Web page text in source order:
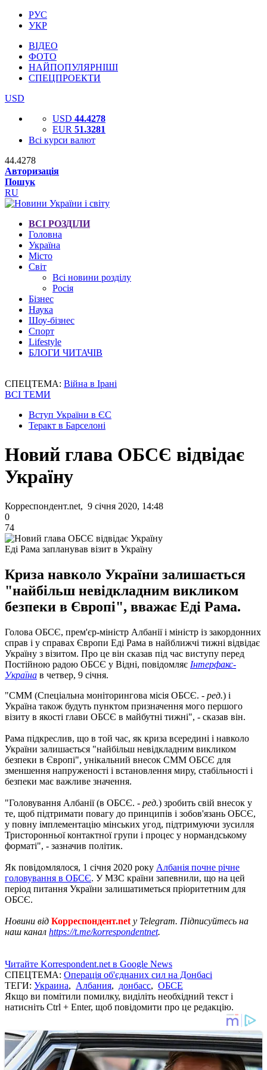
РУС
УКР
ВІДЕО
ФОТО
НАЙПОПУЛЯРНІШІ
СПЕЦПРОЕКТИ
USD
USD 44.4278
EUR 51.3281
Всі курси валют
44.4278
Авторизація
Пошук
RU
ВСІ РОЗДІЛИ
Головна
Україна
Місто
Світ
Всі новини розділу
Росія
Бізнес
Наука
Шоу-бізнес
Спорт
Lifestyle
БЛОГИ ЧИТАЧІВ
СПЕЦТЕМА: Війна в Ірані
ВСІ ТЕМИ
Вступ України в ЄС
Теракт в Барселоні
Новий глава ОБСЄ відвідає
Україну
Корреспондент.net, 9 січня 2020, 14:48
0
74
Еді Рама запланував візит в Україну
Криза навколо України залишається
"найбільш невідкладним викликом
безпеки в Європі", вважає Еді Рама.
Голова ОБСЄ, прем'єр-міністр Албанії і міністр із закордонних
справ і у справах Європи Еді Рама в найближчі тижні відвідає
Україну з візитом. Про це він сказав під час виступу перед
Постійною радою ОБСЄ у Відні, повідомляє Інтерфакс-
Україна в четвер, 9 січня.
"СММ (Спеціальна моніторингова місія ОБСЄ. - ред.) і
Україна також будуть пунктом призначення мого першого
візиту в якості глави ОБСЄ в майбутні тижні", - сказав він.
Рама підкреслив, що в той час, як криза всередині і навколо
України залишається "найбільш невідкладним викликом
безпеки в Європі", унікальний внесок СММ ОБСЄ для
зменшення напруженості і встановлення миру, стабільності і
безпеки має важливе значення.
"Головування Албанії (в ОБСЄ. - ред.) зробить свій внесок у
те, щоб підтримати повагу до принципів і зобов'язань ОБСЄ,
у повну імплементацію мінських угод, підтримуючи зусилля
Тристоронньої контактної групи і процес у нормандському
форматі", - зазначив політик.
Як повідомлялося, 1 січня 2020 року Албанія почне річне
головування в ОБСЄ. У МЗС країни запевнили, що на цей
період питання України залишатиметься пріоритетним для
ОБСЄ.
Новини від Корреспондент.net у Telegram. Підписуйтесь на
наш канал https://t.me/korrespondentnet.
Читайте Korrespondent.net в Google News
СПЕЦТЕМА: Операція об'єднаних сил на Донбасі
ТЕГИ: Украина, Албания, донбасс, ОБСЕ
Якщо ви помітили помилку, виділіть необхідний текст і
натисніть Ctrl + Enter, щоб повідомити про це редакцію.